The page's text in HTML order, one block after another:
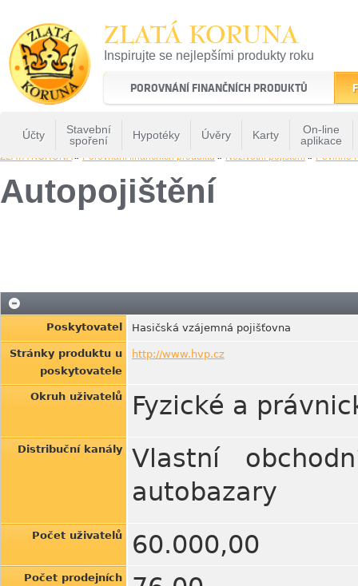
ZLATÁ KORUNA
Inspirujte se nejlepšími produkty roku
22 let tradice a kvality na finančním trhu
POROVNÁNÍ FINANČNÍCH PRODUKTŮ
Účty
Stavební
spoření
Hypotéky Úvěry Karty
On-line
aplikace
ZLATÁ KORUNA» Porovnání finančních produktů » Neživotní pojištění » Povinné
Autopojištění
Poskytovatel Hasičská vzájemná pojišťovna
Stránky produktu u
poskytovatele
http://www.hvp.cz
Okruh uživatelů Fyzické a
Distribuční kanály
Vlastní
autobazary
Počet uživatelů 60.000,00
Počet prodejních